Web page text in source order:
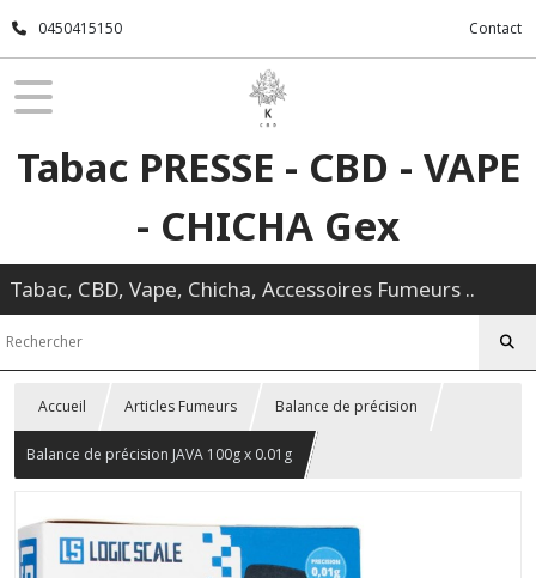
0450415150 Contact
Tabac PRESSE - CBD - VAPE
- CHICHA Gex
Tabac, CBD, Vape, Chicha, Accessoires Fumeurs ..
Accueil Articles Fumeurs Balance de précision
Balance de précision JAVA 100g x 0.01g